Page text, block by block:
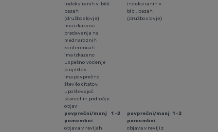
indeksiranih v bibl.
bazah
(družboslovje)
indeksiranih v
bibl. bazah
(družboslovje)
ima izkazana
predavanja na
mednarodnih
konferencah
ima izkazano
uspešno vodenje
projektov
ima povprečno
število citatov,
upoštevajoč
starost in področje
objav
povprečni/manj
pomembni
1 -2
povprečni/manj
pomembni
1 -2
objava v revijah
objava v reviji z